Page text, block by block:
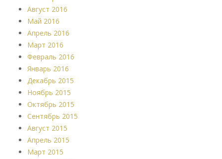
Август 2016
Май 2016
Апрель 2016
Март 2016
Февраль 2016
Январь 2016
Декабрь 2015
Ноябрь 2015
Октябрь 2015
Сентябрь 2015
Август 2015
Апрель 2015
Март 2015